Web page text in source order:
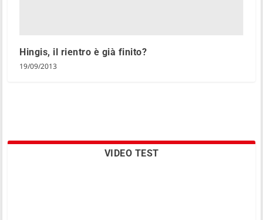
Hingis, il rientro è già finito?
19/09/2013
VIDEO TEST